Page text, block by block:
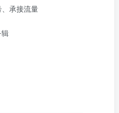
承接流量